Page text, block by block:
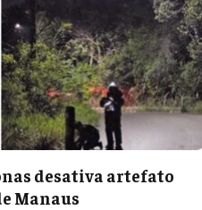
desativa artefato
Manaus